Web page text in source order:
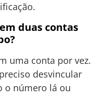
duas contas
uma conta por vez.
desvincular
o número lá ou